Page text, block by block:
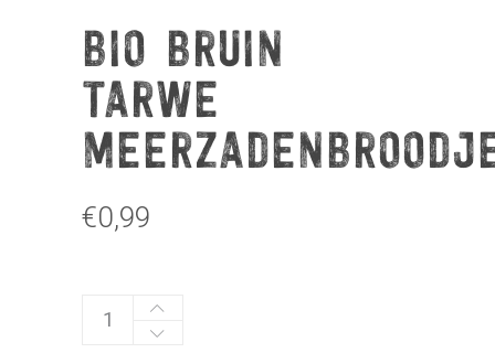
BIO BRUIN
TARWE
€0,99
BIO
Bruin